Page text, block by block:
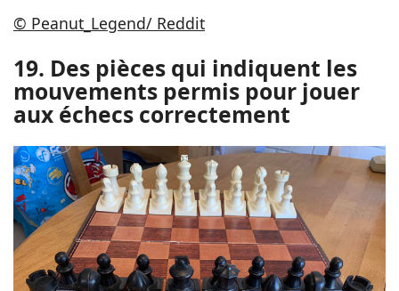
© Peanut_Legend/ Reddit
19. Des pièces qui indiquent les
mouvements permis pour jouer
aux échecs correctement